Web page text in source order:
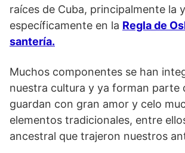
raíces de Cuba, principalmente la
específicamente en la Regla de
santería.
Muchos componentes se han
nuestra cultura y ya forman parte
guardan con gran amor y celo
elementos tradicionales, entre
ancestral que trajeron nuestros